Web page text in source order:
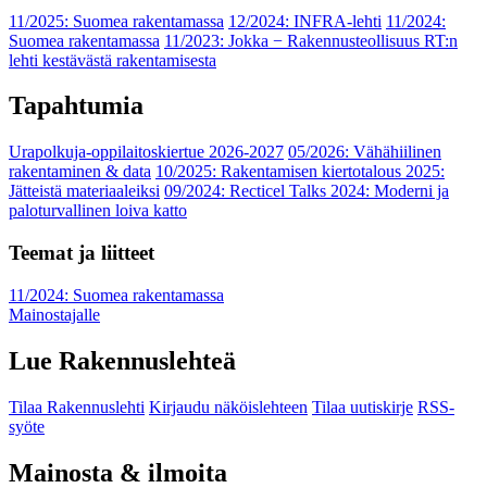
11/2025: Suomea rakentamassa 12/2024: INFRA-lehti 11/2024:
Suomea rakentamassa 11/2023: Jokka − Rakennusteollisuus RT:n
lehti kestävästä rakentamisesta
Tapahtumia
Urapolkuja-oppilaitoskiertue 2026-2027 05/2026: Vähähiilinen
rakentaminen & data 10/2025: Rakentamisen kiertotalous 2025:
Jätteistä materiaaleiksi 09/2024: Recticel Talks 2024: Moderni ja
paloturvallinen loiva katto
Teemat ja liitteet
11/2024: Suomea rakentamassa
Mainostajalle
Lue Rakennuslehteä
Tilaa Rakennuslehti Kirjaudu näköislehteen Tilaa uutiskirje RSS-
syöte
Mainosta & ilmoita